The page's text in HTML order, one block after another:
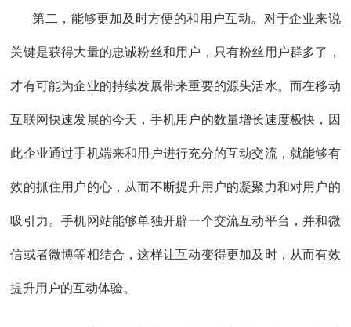
第二，能够更加及时方便的和用户互动。对于企业来说
关键是获得大量的忠诚粉丝和用户，只有粉丝用户群多了，
才有可能为企业的持续发展带来重要的源头活水。而在移动
互联网快速发展的今天，手机用户的数量增长速度极快，因
此企业通过手机端来和用户进行充分的互动交流，就能够有
效的抓住用户的心，从而不断提升用户的凝聚力和对用户的
吸引力。手机网站能够单独开辟一个交流互动平台，并和微
信或者微博等相结合，这样让互动变得更加及时，从而有效
提升用户的互动体验。